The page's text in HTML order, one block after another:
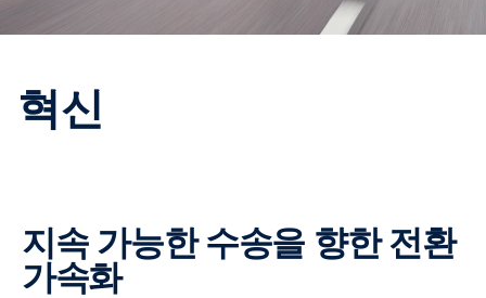
혁신
지속 가능한 수송을 향한 전환
가속화